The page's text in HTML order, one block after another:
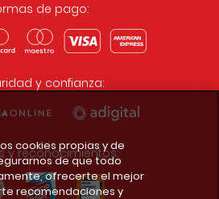
de pago:
y confianza:
y reconocimientos:
cookies propias y de
de que todo
ofrecerte el mejor
recomendaciones y